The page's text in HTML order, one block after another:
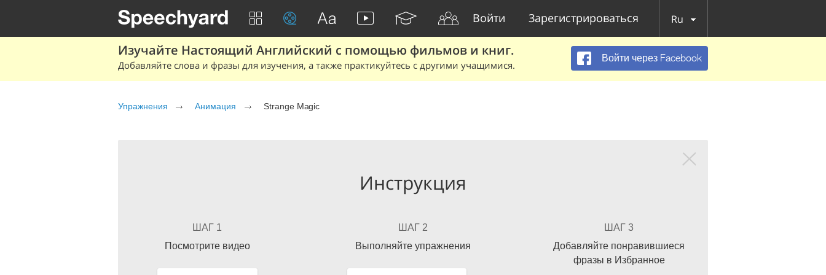
Войти Зарегистрироваться Ru
Изучайте Настоящий Английский с помощью фильмов и книг.
Добавляйте слова и фразы для изучения, а также практикуйтесь с другими учащимися.
Войти через Facebook
Упражнения Анимация Strange Magic
Инструкция
ШАГ 1
Посмотрите видео
ШАГ 2
Выполняйте упражнения
ШАГ 3
Добавляйте понравившиеся
фразы в Избранное